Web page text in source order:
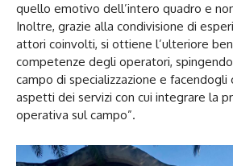
quello emotivo dell’intero quadro e
Inoltre, grazie alla condivisione di
attori coinvolti, si ottiene l’ulteriore
competenze degli operatori,
campo di specializzazione e facendogli
aspetti dei servizi con cui integrare la
operativa sul campo”.